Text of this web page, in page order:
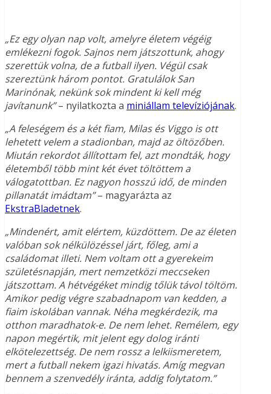
„Ez egy olyan nap volt, amelyre életem végéig
emlékezni fogok. Sajnos nem játszottunk, ahogy
szerettük volna, de a futball ilyen. Végül csak
szereztünk három pontot. Gratulálok San
Marinónak, nekünk sok mindent ki kell még
javítanunk”– nyilatkozta a miniállam televíziójának.
„A feleségem és a két fiam, Milas és Viggo is ott
lehetett velem a stadionban, majd az öltözőben.
Miután rekordot állítottam fel, azt mondták, hogy
életemből több mint két évet töltöttem a
válogatottban. Ez nagyon hosszú idő, de minden
pillanatát imádtam”– magyarázta az
EkstraBladetnek.
„Mindenért, amit elértem, küzdöttem. De az életen
valóban sok nélkülözéssel járt, főleg, ami a
családomat illeti. Nem voltam ott a gyerekeim
születésnapján, mert nemzetközi meccseken
játszottam. A hétvégéket mindig tőlük távol töltöm.
Amikor pedig végre szabadnapom van kedden, a
fiaim iskolában vannak. Néha megkérdezik, ma
otthon maradhatok-e. De nem lehet. Remélem, egy
napon megértik, mit jelent egy dolog iránti
elkötelezettség. De nem rossz a lelkiismeretem,
mert a futball nekem igazi hivatás. Amíg megvan
bennem a szenvedély iránta, addig folytatom.”